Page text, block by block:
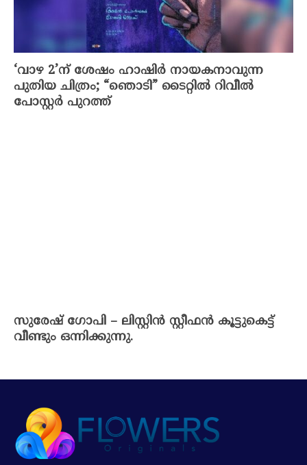
‘വാഴ 2’ന് ശേഷം ഹാഷിർ നായകനാവുന്ന
പുതിയ ചിത്രം; “ഞൊടി” ടൈറ്റിൽ റിവീൽ
പോസ്റ്റർ പുറത്ത്
സുരേഷ് ഗോപി – ലിസ്റ്റിൻ സ്റ്റീഫൻ കൂട്ടുകെട്ട്
വീണ്ടും ഒന്നിക്കുന്നു.